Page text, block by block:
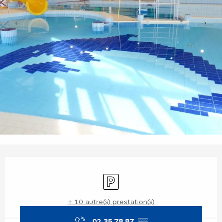
Parking
+ 10 autre(s) prestation(s)